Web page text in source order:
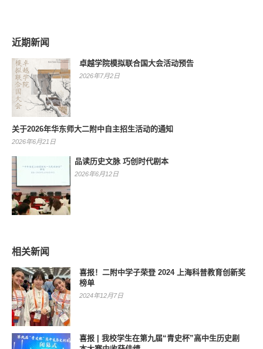
近期新闻
卓越学院模拟联合国大会活动预告
2026年7月2日
关于2026年华东师大二附中自主招生活动的通知
2026年6月21日
品读历史文脉 巧创时代剧本
2026年6月12日
相关新闻
喜报！二附中学子荣登 2024 上海科普教育创新奖
榜单
2024年12月7日
喜报 | 我校学生在第九届“青史杯”高中生历史剧